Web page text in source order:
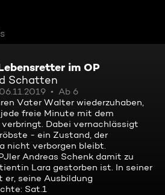
im OP
Schatten
Ab 6
Vater Walter wiederzuhaben,
freie Minute mit dem
Dabei vernachlässigt
- ein Zustand, der
nicht verborgen bleibt.
Andreas Schenk damit zu
Lara gestorben ist. In seiner
seine Ausbildung
Sat.1